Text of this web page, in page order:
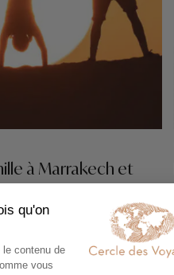
à Marrakech et
de2200 € /pers
d’Agafay - Vallée de
de Marrakech -